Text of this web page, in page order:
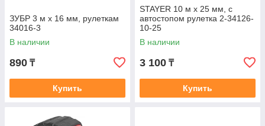
ЗУБР 3 м х 16 мм, рулеткам
34016-3
В наличии
890 ₸
Купить
STAYER 10 м х 25 мм, с
автостопом рулетка 2-34126-
10-25
В наличии
3 100 ₸
Купить